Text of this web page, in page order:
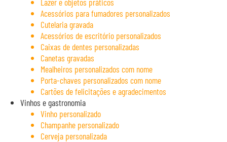
Acessórios para fumadores personalizados
Cutelaria gravada
Acessórios de escritório personalizados
Caixas de dentes personalizadas
Canetas gravadas
Mealheiros personalizados com nome
Porta-chaves personalizados com nome
Cartões de felicitações e agradecimentos
Vinhos e gastronomia
Vinho personalizado
Champanhe personalizado
Cerveja personalizada